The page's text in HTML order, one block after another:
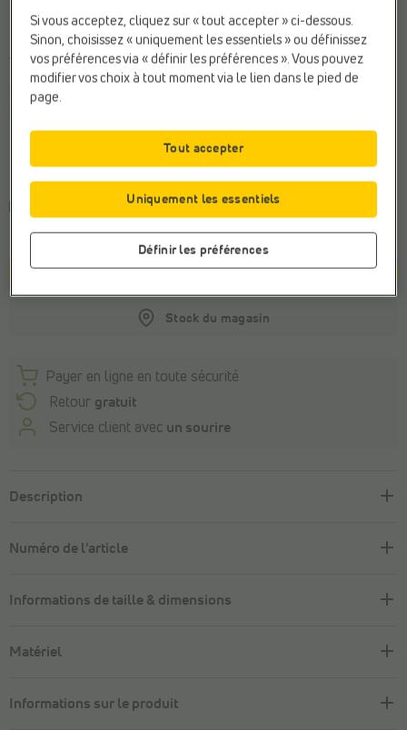
Taille
36
Conseil de la pointure générale
Choisissez une pointure pour connaître
livraison.
Stock du magasin
Payer en ligne en toute sécurité
Retour gratuit
Service client avec un sourire
Description
Numéro de l'article
Informations de taille & dimensions
Matériel
Informations sur le produit
Si vous acceptez, cliquez sur « tout accepter » ci-dessous.
Sinon, choisissez « uniquement les essentiels » ou définissez
vos préférences via « définir les préférences ». Vous pouvez
modifier vos choix à tout moment via le lien dans le pied de
page.
Définir les préférences
Uniquement les essentiels
Tout accepter